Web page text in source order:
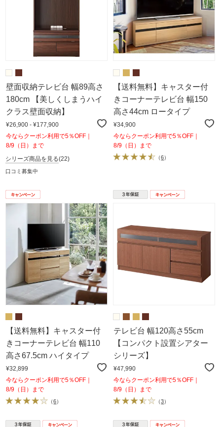
壁面収納テレビ台 幅89高さ
180cm 【美しくしまうハイ
クラス壁面収納】
¥26,900 - ¥177,900
今ならクーポン利用で5％OFF｜
8/9（日）まで
シリーズ商品を見る(22)
口コミ募集中
【送料無料】キャスター付
きコーナーテレビ台 幅150
高さ44cm ロータイプ
¥34,900
今ならクーポン利用で5％OFF｜
8/9（日）まで
（6）
【送料無料】キャスター付
きコーナーテレビ台 幅110
高さ67.5cm ハイタイプ
¥32,899
今ならクーポン利用で5％OFF｜
8/9（日）まで
（6）
テレビ台 幅120高さ55cm
【コンパクト設置シアター
シリーズ】
¥47,990
今ならクーポン利用で5％OFF｜
8/9（日）まで
（3）